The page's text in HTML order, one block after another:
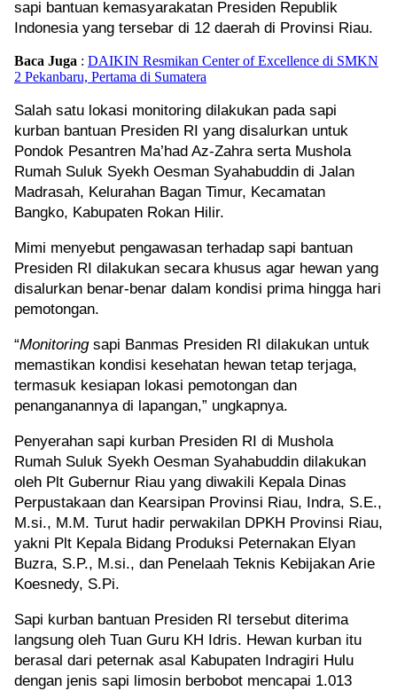
Jalan
Atlet
Audisi
Peserta
Kloter
sapi bantuan kemasyarakatan Presiden Republik
Indonesia yang tersebar di 12 daerah di Provinsi Riau.
Baca Juga : DAIKIN Resmikan Center of Excellence di SMKN
2 Pekanbaru, Pertama di Sumatera
Salah satu lokasi monitoring dilakukan pada sapi
kurban bantuan Presiden RI yang disalurkan untuk
Pondok Pesantren Ma’had Az-Zahra serta Mushola
Rumah Suluk Syekh Oesman Syahabuddin di Jalan
Madrasah, Kelurahan Bagan Timur, Kecamatan
Bangko, Kabupaten Rokan Hilir.
Mimi menyebut pengawasan terhadap sapi bantuan
Presiden RI dilakukan secara khusus agar hewan yang
disalurkan benar-benar dalam kondisi prima hingga hari
pemotongan.
“Monitoringsapi Banmas Presiden RI dilakukan untuk
memastikan kondisi kesehatan hewan tetap terjaga,
termasuk kesiapan lokasi pemotongan dan
penanganannya di lapangan,” ungkapnya.
Penyerahan sapi kurban Presiden RI di Mushola
Rumah Suluk Syekh Oesman Syahabuddin dilakukan
oleh Plt Gubernur Riau yang diwakili Kepala Dinas
Perpustakaan dan Kearsipan Provinsi Riau, Indra, S.E.,
M.si., M.M. Turut hadir perwakilan DPKH Provinsi Riau,
yakni Plt Kepala Bidang Produksi Peternakan Elyan
Buzra, S.P., M.si., dan Penelaah Teknis Kebijakan Arie
Koesnedy, S.Pi.
Sapi kurban bantuan Presiden RI tersebut diterima
langsung oleh Tuan Guru KH Idris. Hewan kurban itu
berasal dari peternak asal Kabupaten Indragiri Hulu
dengan jenis sapi limosin berbobot mencapai 1.013